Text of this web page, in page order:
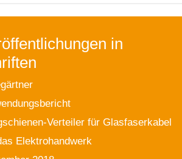
in
Verteiler für Glasfaserkabel
Elektrohandwerk